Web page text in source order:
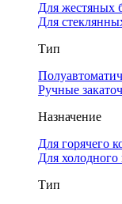
Для жестяных
Для
Тип
Ручные
Назначение
Для горячего
Для холодного
Тип